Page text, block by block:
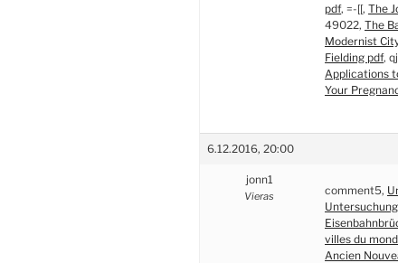
pdf, =-[[, The
49022, The
Modernist
Fielding pdf,
Applications
Your
6.12.2016, 20:00
jonn1
Vieras comment5,
villes du
Ancien